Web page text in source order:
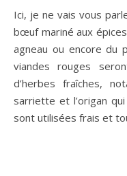
Ici, je ne vais vous
bœuf mariné aux
agneau ou encore du
viandes rouges
d’herbes fraîches,
sarriette et l’origan
sont utilisées frais et